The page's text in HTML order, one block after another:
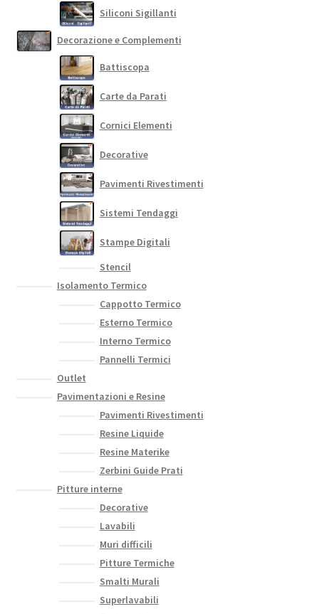
Siliconi Sigillanti
Decorazione e Complementi
Battiscopa
Carte da Parati
Cornici Elementi
Decorative
Pavimenti Rivestimenti
Sistemi Tendaggi
Stampe Digitali
Stencil
Isolamento Termico
Cappotto Termico
Esterno Termico
Interno Termico
Pannelli Termici
Outlet
Pavimentazioni e Resine
Pavimenti Rivestimenti
Resine Liquide
Resine Materike
Zerbini Guide Prati
Pitture interne
Decorative
Lavabili
Muri difficili
Pitture Termiche
Smalti Murali
Superlavabili